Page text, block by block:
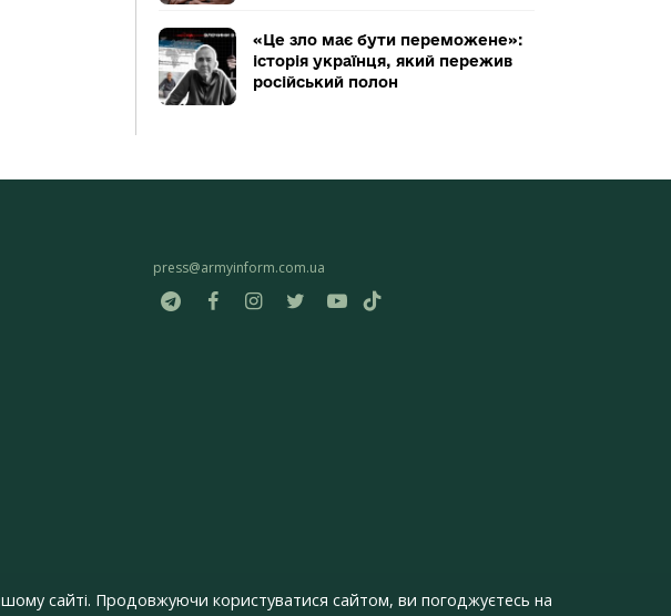
«Це зло має бути переможене»:
історія українця, який пережив
російський полон
press@armyinform.com.ua
сайті. Продовжуючи користуватися сайтом, ви погоджуєтесь на